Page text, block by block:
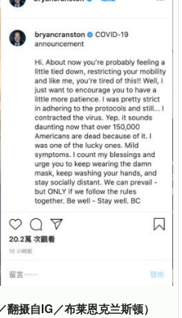
摄自IG／布莱恩克兰斯顿）